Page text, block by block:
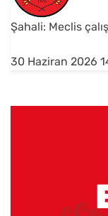
Şahali: Meclis
30 Haziran 2026